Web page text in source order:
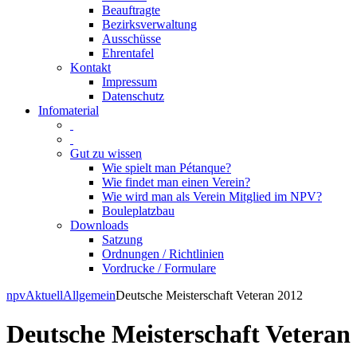
Beauftragte
Bezirksverwaltung
Ausschüsse
Ehrentafel
Kontakt
Impressum
Datenschutz
Infomaterial
Gut zu wissen
Wie spielt man Pétanque?
Wie findet man einen Verein?
Wie wird man als Verein Mitglied im NPV?
Bouleplatzbau
Downloads
Satzung
Ordnungen / Richtlinien
Vordrucke / Formulare
Skip
content
npvAktuellAllgemeinDeutsche Meisterschaft Veteran 2012
Deutsche Meisterschaft Veteran